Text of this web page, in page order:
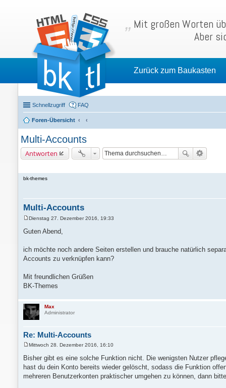
Mit großen Worten
Aber
Zurück zum Baukasten
Schnellzugriff FAQ
Foren-Übersicht
Multi-Accounts
Antworten
bk-themes
Multi-Accounts
i
r
a
g
Dienstag 27. Dezember 2016, 19:33
Guten Abend,
ich möchte noch andere Seiten erstellen und brauche natürlich
Accounts zu verknüpfen kann?
Mit freundlichen Grüßen
BK-Themes
Max
Administrator
Re: Multi-Accounts
i
t
a
Mittwoch 28. Dezember 2016, 16:10
Bisher gibt es eine solche Funktion nicht. Die wenigsten Nutzer
hast du dein Konto bereits wieder gelöscht, sodass die Funktion
mehreren Benutzerkonten praktischer umgehen zu können, dann